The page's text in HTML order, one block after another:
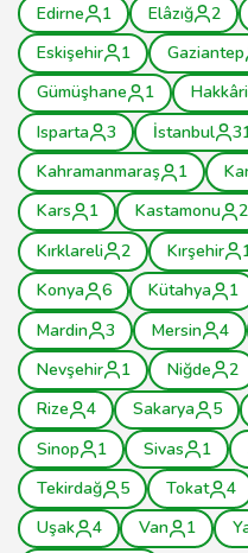
Edirne
1 Elâzığ 2
Eskişehir
1 Gaziantep
Gümüşhane
1 Hakkâri
Isparta
3 İstanbul
Kahramanmaraş
1
Kars
1 Kastamonu 2
Kırklareli
2 Kırşehir
Konya
6 Kütahya 1
Mardin
3 Mersin 4
Nevşehir
1 Niğde 2
Rize
4 Sakarya 5
Sinop
1 Sivas 1
Tekirdağ
5 Tokat 4
Uşak
4 Van 1